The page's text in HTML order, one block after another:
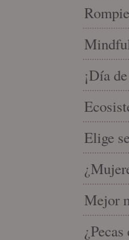
¡Día
Elige
Mejor